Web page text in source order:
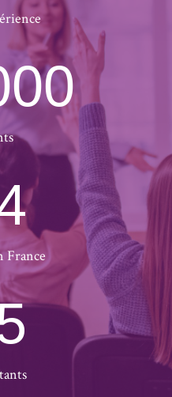
France